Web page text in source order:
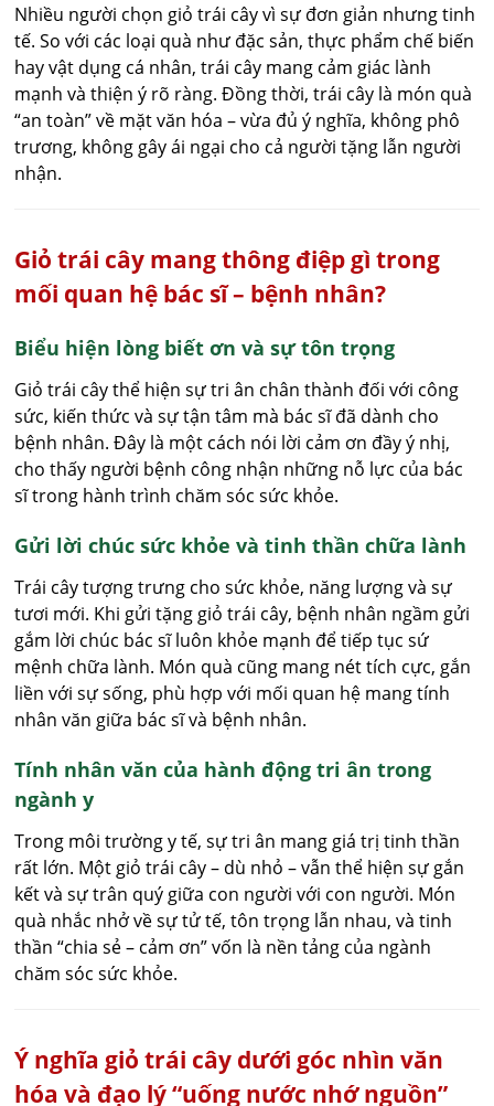
Nhiều người chọn giỏ trái cây vì sự đơn giản nhưng tinh
tế. So với các loại quà như đặc sản, thực phẩm chế biến
hay vật dụng cá nhân, trái cây mang cảm giác lành
mạnh và thiện ý rõ ràng. Đồng thời, trái cây là món quà
“an toàn” về mặt văn hóa – vừa đủ ý nghĩa, không phô
trương, không gây ái ngại cho cả người tặng lẫn người
nhận.
Giỏ trái cây mang thông điệp gì trong
mối quan hệ bác sĩ – bệnh nhân?
Biểu hiện lòng biết ơn và sự tôn trọng
Giỏ trái cây thể hiện sự tri ân chân thành đối với công
sức, kiến thức và sự tận tâm mà bác sĩ đã dành cho
bệnh nhân. Đây là một cách nói lời cảm ơn đầy ý nhị,
cho thấy người bệnh công nhận những nỗ lực của bác
sĩ trong hành trình chăm sóc sức khỏe.
Gửi lời chúc sức khỏe và tinh thần chữa lành
Trái cây tượng trưng cho sức khỏe, năng lượng và sự
tươi mới. Khi gửi tặng giỏ trái cây, bệnh nhân ngầm gửi
gắm lời chúc bác sĩ luôn khỏe mạnh để tiếp tục sứ
mệnh chữa lành. Món quà cũng mang nét tích cực, gắn
liền với sự sống, phù hợp với mối quan hệ mang tính
nhân văn giữa bác sĩ và bệnh nhân.
Tính nhân văn của hành động tri ân trong
ngành y
Trong môi trường y tế, sự tri ân mang giá trị tinh thần
rất lớn. Một giỏ trái cây – dù nhỏ – vẫn thể hiện sự gắn
kết và sự trân quý giữa con người với con người. Món
quà nhắc nhở về sự tử tế, tôn trọng lẫn nhau, và tinh
thần “chia sẻ – cảm ơn” vốn là nền tảng của ngành
chăm sóc sức khỏe.
Ý nghĩa giỏ trái cây dưới góc nhìn văn
hóa và đạo lý “uống nước nhớ nguồn”